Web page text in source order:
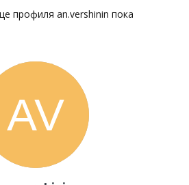
профиля an.vershinin пока